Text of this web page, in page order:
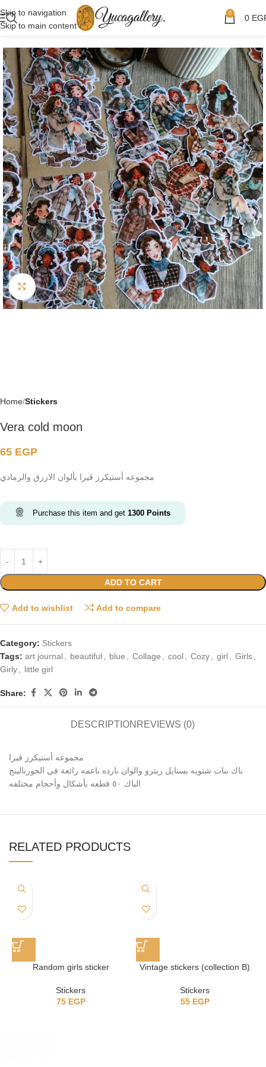
Skip to navigation
Skip to main content
0 0
Click to enlarge
Home Stickers
Vera cold moon
65 EGP
مجموعه أستيكرز ڤيرا بألوان الازرق والرمادي
Purchase this item and get 1300 Points
ADD TO CART
Add to wishlist Add to compare
Category: Stickers
Tags: art journal beautiful blue Collage cool Cozy girl Girls
Girly
little girl
Share:
DESCRIPTION REVIEWS (0)
مجموعه أستيكرز ڤيرا
باك بنات شتويه بستايل ريترو والوان بارده ناعمه رائعة في الجورنالينج
الباك ٥٠ قطعه بأشكال وأحجام مختلفه
RELATED PRODUCTS
Random girls sticker
Stickers
75 EGP
Vintage stickers (collection B)
Stickers
55 EGP